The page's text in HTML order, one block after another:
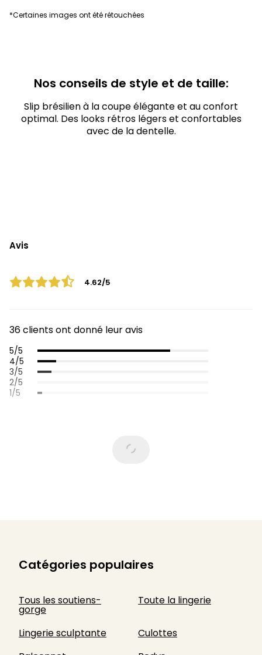
*Certaines images ont été rétouchées
Nos conseils de style et de taille:
Slip brésilien à la coupe élégante et au confort
optimal. Des looks rétros légers et confortables
avec de la dentelle.
Avis
4.62/5
36 clients ont donné leur avis
5/5
4/5
3/5
2/5
1/5
Catégories populaires
Tous les soutiens-
gorge
Toute la lingerie
Lingerie sculptante
Culottes